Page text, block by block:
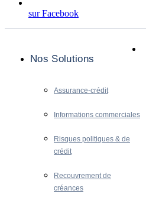
sur Facebook
Nos Solutions
Assurance-crédit
Informations commerciales
Risques politiques & de
crédit
Recouvrement de
créances